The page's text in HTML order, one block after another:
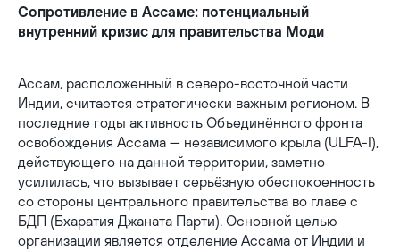
Сопротивление в Ассаме: потенциальный
внутренний кризис для правительства Моди
Ассам, расположенный в северо-восточной части
Индии, считается стратегически важным регионом. В
последние годы активность Объединённого фронта
освобождения Ассама — независимого крыла (ULFA-I),
действующего на данной территории, заметно
усилилась, что вызывает серьёзную обеспокоенность
со стороны центрального правительства во главе с
БДП (Бхаратия Джаната Парти). Основной целью
организации является отделение Ассама от Индии и